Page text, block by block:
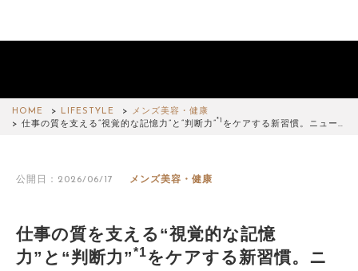
HOME LIFESTYLE
メンズ美容・健康
仕事の質を支える“視覚的な記憶力”と“判断力”*1 をケアする新習慣。ニュー…
公開日：2026/06/17 メンズ美容・健康
仕事の質を支える“視覚的な記憶
力”と“判断力”*1をケアする新習慣。ニ